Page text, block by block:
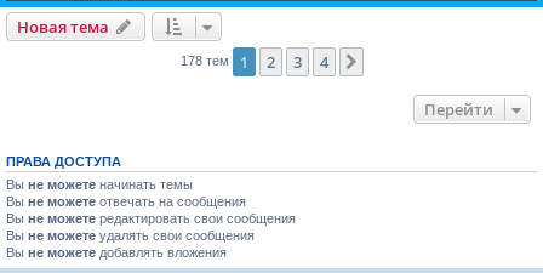
Новая тема
178 тем 1 2 3 4
Перейти
ПРАВА ДОСТУПА
Вы не можете начинать темы
Вы не можете отвечать на сообщения
Вы не можете редактировать свои сообщения
Вы не можете удалять свои сообщения
Вы не можете добавлять вложения